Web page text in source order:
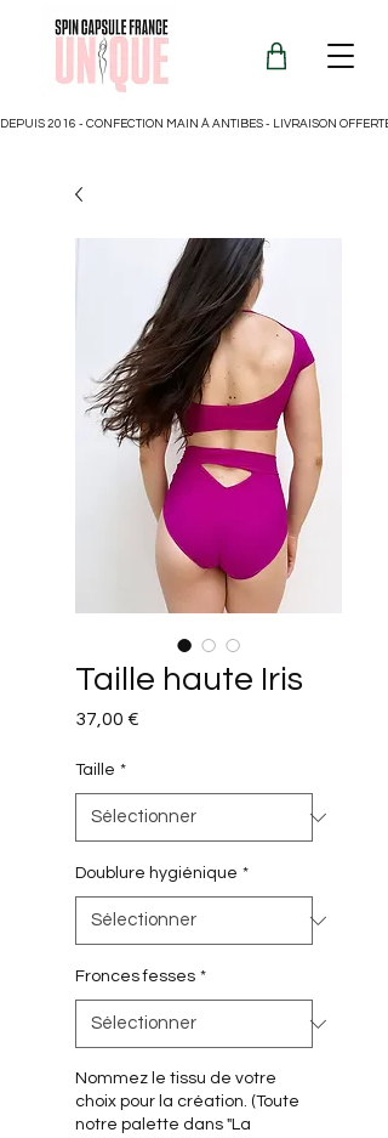
DEPUIS 2016 - CONFECTION MAIN À ANTIBES - LIVRAISON
Taille haute Iris
37,00 €
Taille *
Doublure hygiénique *
Fronces fesses *
Nommez le tissu de votre
choix pour la création. (Toute
notre palette dans "La